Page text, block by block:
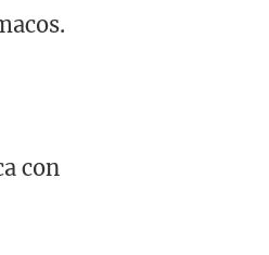
con